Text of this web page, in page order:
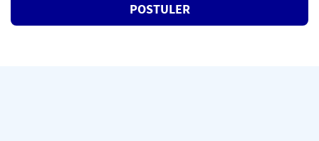
POSTULER